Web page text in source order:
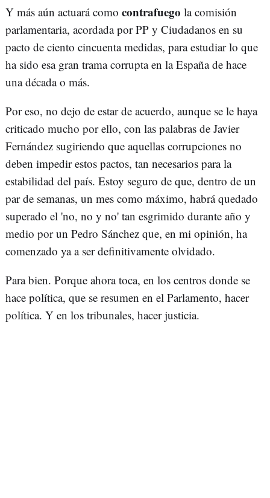
Y más aún actuará como contrafuego la comisión
parlamentaria, acordada por PP y Ciudadanos en su
pacto de ciento cincuenta medidas, para estudiar lo que
ha sido esa gran trama corrupta en la España de hace
una década o más.
Por eso, no dejo de estar de acuerdo, aunque se le haya
criticado mucho por ello, con las palabras de Javier
Fernández sugiriendo que aquellas corrupciones no
deben impedir estos pactos, tan necesarios para la
estabilidad del país. Estoy seguro de que, dentro de un
par de semanas, un mes como máximo, habrá quedado
superado el 'no, no y no' tan esgrimido durante año y
medio por un Pedro Sánchez que, en mi opinión, ha
comenzado ya a ser definitivamente olvidado.
Para bien. Porque ahora toca, en los centros donde se
hace política, que se resumen en el Parlamento, hacer
política. Y en los tribunales, hacer justicia.